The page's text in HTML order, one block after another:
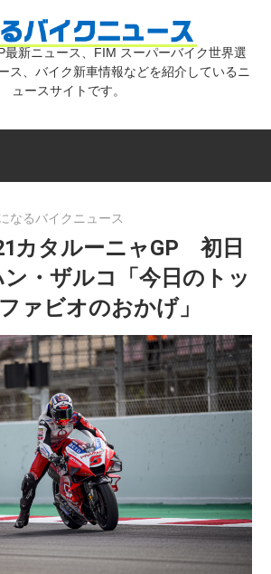
気
バ
イ
ク
ニ
ュ
ー
最新ニュース、FIM スーパーバイク世界選
ス、バイク新車情報などを紹介しているニ
ュースサイトです。
なるバイクニュース
カタルーニャGP 初日
・ザルコ「今日のトッ
ァビオのおかげ」